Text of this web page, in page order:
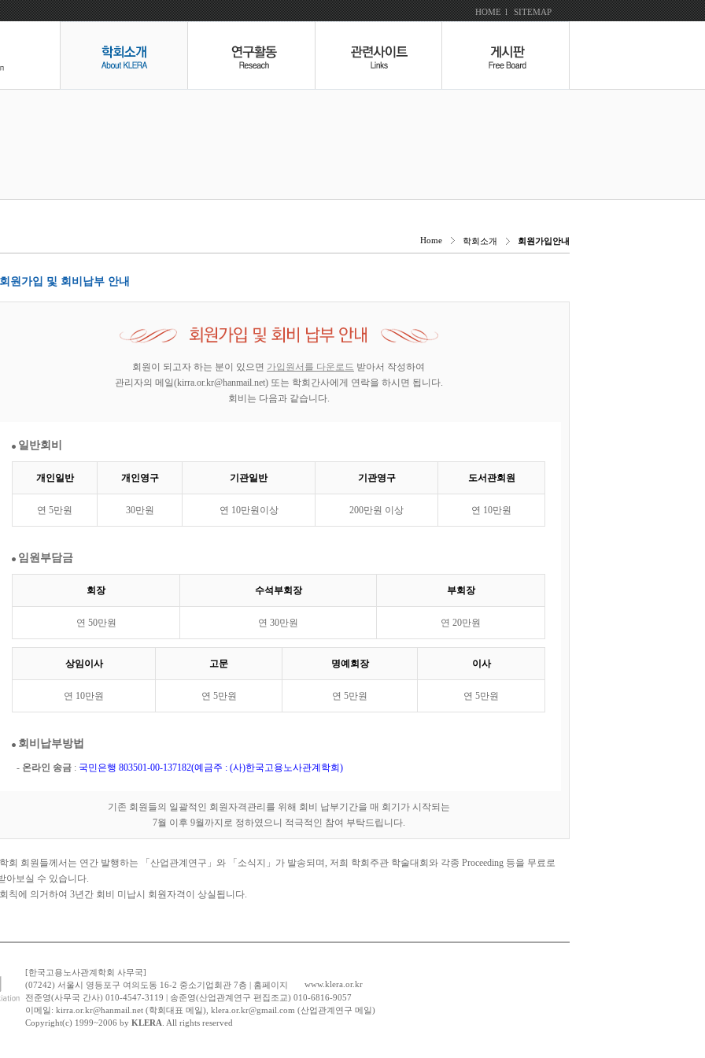
HOME l SITEMAP
Home 학회소개 회원가입안내
회원가입 및 회비납부 안내
회원이 되고자 하는 분이 있으면 가입원서를 다운로드 받아서 작성하여
관리자의 메일(kirra.or.kr@hanmail.net) 또는 학회간사에게 연락을 하시면 됩니다.
회비는 다음과 같습니다.
일반회비
개인일반 개인영구 기관일반 기관영구 도서관회원
연 5만원 30만원 연 10만원이상 200만원 이상 연 10만원
임원부담금
회장 수석부회장 부회장
연 50만원 연 30만원 연 20만원
상임이사 고문 명예회장 이사
연 10만원 연 5만원 연 5만원 연 5만원
회비납부방법
- 온라인 송금 : 국민은행 803501-00-137182(예금주 : (사)한국고용노사관계학회)
기존 회원들의 일괄적인 회원자격관리를 위해 회비 납부기간을 매 회기가 시작되는
7월 이후 9월까지로 정하였으니 적극적인 참여 부탁드립니다.
회 회원들께서는 연간 발행하는 「산업관계연구」와 「소식지」가 발송되며, 저희 학회주관 학술대회와 각종 Proceeding 등을 무료로
보실 수 있습니다.
칙에 의거하여 3년간 회비 미납시 회원자격이 상실됩니다.
[한국고용노사관계학회 사무국]
(07242) 서울시 영등포구 여의도동 16-2 중소기업회관 7층 | 홈페이지
www.klera.or.kr
전준영(사무국 간사) 010-4547-3119 | 송준영(산업관계연구 편집조교) 010-6816-9057
이메일: kirra.or.kr@hanmail.net (학회대표 메일), klera.or.kr@gmail.com (산업관계연구 메일)
Copyright(c) 1999~2006 by KLERA . All rights reserved